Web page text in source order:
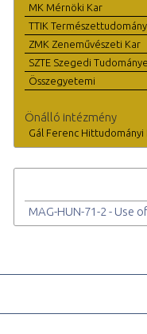
MK Mérnöki Kar
TTIK
ZMK Zeneművészeti Kar
SZTE Szegedi
Összegyetemi
Önálló intézmény
Gál Ferenc Hittudományi
MAG-HUN-71-2 - Use